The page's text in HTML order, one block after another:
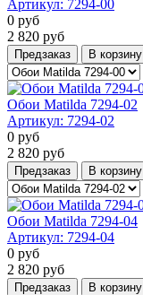
Артикул: 7294-00
0 руб
2 820 руб
Предзаказ В корзину
Обои Matilda 7294-02
Артикул: 7294-02
0 руб
2 820 руб
Предзаказ В корзину
Обои Matilda 7294-04
Артикул: 7294-04
0 руб
2 820 руб
Предзаказ В корзину